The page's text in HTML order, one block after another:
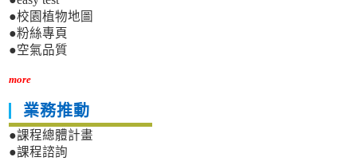
●校園植物地圖
●粉絲專頁
●空氣品質
more
業務推動
●課程總體計畫
●課程諮詢